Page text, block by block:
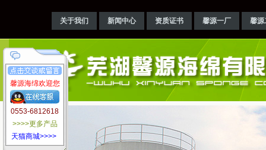
关于我们 新闻中心 资质证书 馨源一厂 馨源
馨源海绵欢迎您
0553-6812618
>>>>更多产品
天猫商城>>>>